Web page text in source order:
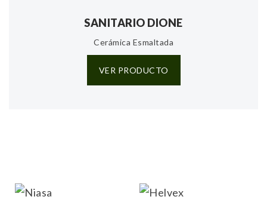
SANITARIO DIONE
Cerámica Esmaltada
VER PRODUCTO